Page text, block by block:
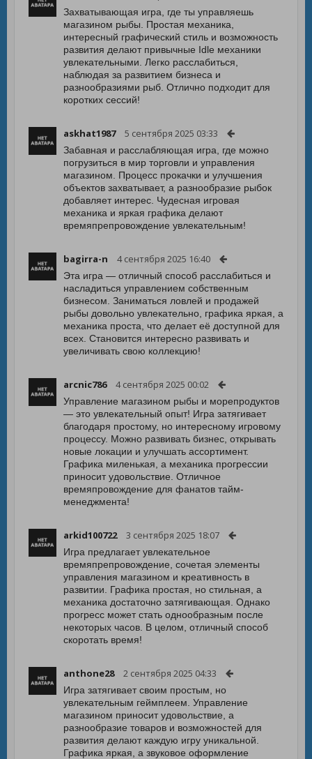
Захватывающая игра, где ты управляешь
магазином рыбы. Простая механика,
интересный графический стиль и возможность
развития делают привычные Idle механики
увлекательными. Легко расслабиться,
наблюдая за развитием бизнеса и
разнообразиями рыб. Отлично подходит для
коротких сессий!
askhat1987 5 сентября 2025 03:33
Забавная и расслабляющая игра, где можно
погрузиться в мир торговли и управления
магазином. Процесс прокачки и улучшения
объектов захватывает, а разнообразие рыбок
добавляет интерес. Чудесная игровая
механика и яркая графика делают
времяпрепровождение увлекательным!
bagirra-n 4 сентября 2025 16:40
Эта игра — отличный способ расслабиться и
насладиться управлением собственным
бизнесом. Заниматься ловлей и продажей
рыбы довольно увлекательно, графика яркая, а
механика проста, что делает её доступной для
всех. Становится интересно развивать и
увеличивать свою коллекцию!
arcnic786 4 сентября 2025 00:02
Управление магазином рыбы и морепродуктов
— это увлекательный опыт! Игра затягивает
благодаря простому, но интересному игровому
процессу. Можно развивать бизнес, открывать
новые локации и улучшать ассортимент.
Графика миленькая, а механика прогрессии
приносит удовольствие. Отличное
времяпровождение для фанатов тайм-
менеджмента!
arkid100722 3 сентября 2025 18:07
Игра предлагает увлекательное
времяпрепровождение, сочетая элементы
управления магазином и креативность в
развитии. Графика простая, но стильная, а
механика достаточно затягивающая. Однако
прогресс может стать однообразным после
некоторых часов. В целом, отличный способ
скоротать время!
anthone28 2 сентября 2025 04:33
Игра затягивает своим простым, но
увлекательным геймплеем. Управление
магазином приносит удовольствие, а
разнообразие товаров и возможностей для
развития делают каждую игру уникальной.
Графика яркая, а звуковое оформление